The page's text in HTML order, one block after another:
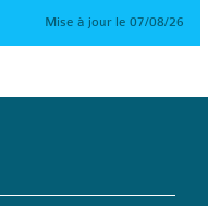
Mise à jour le 07/08/26